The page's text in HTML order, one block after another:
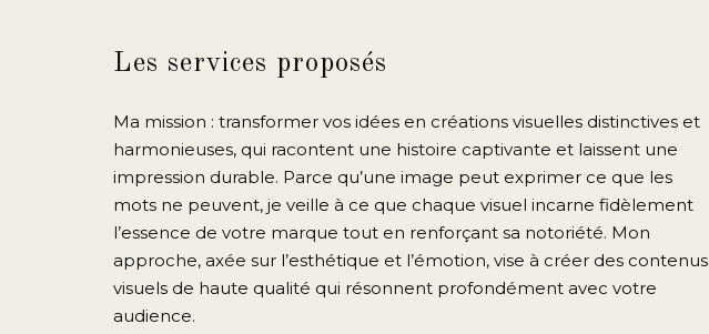
Hit enter to search or ESC to close
Les services proposés
Ma mission : transformer vos idées en créations visuelles distinctives et
harmonieuses, qui racontent une histoire captivante et laissent une
impression durable. Parce qu’une image peut exprimer ce que les
mots ne peuvent, je veille à ce que chaque visuel incarne fidèlement
l’essence de votre marque tout en renforçant sa notoriété. Mon
approche, axée sur l’esthétique et l’émotion, vise à créer des contenus
visuels de haute qualité qui résonnent profondément avec votre
audience.